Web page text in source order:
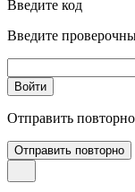
Введите код
Введите
Войти
Отправить
Отправить повторно